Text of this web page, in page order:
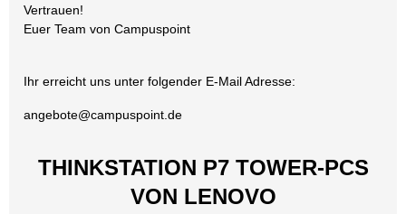
Vertrauen!
Euer Team von Campuspoint
Ihr erreicht uns unter folgender E-Mail Adresse:
angebote@campuspoint.de
THINKSTATION P7 TOWER-PCS
VON LENOVO